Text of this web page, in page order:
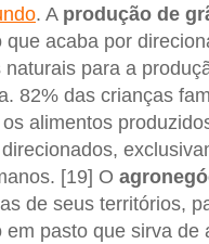
. A produção de
que acaba por
para a
82% das crianças
alimentos
[19] O
de seus territórios,
em pasto que sirva de